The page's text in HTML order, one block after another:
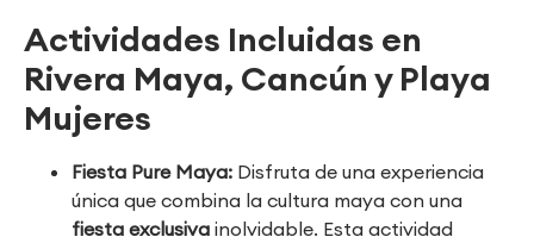
Actividades Incluidas en
Rivera Maya, Cancún y Playa
Mujeres
Fiesta Pure Maya: Disfruta de una experiencia
única que combina la cultura maya con una
fiesta exclusiva inolvidable. Esta actividad